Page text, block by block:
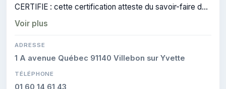
CERTIFIE : cette certification atteste du savoir-faire de
l'entreprise.
Voir plus
ADRESSE
1 A avenue Québec 91140 Villebon sur Yvette
TÉLÉPHONE
01 60 14 61 43